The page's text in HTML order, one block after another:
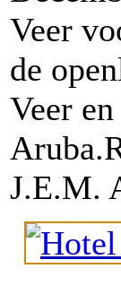
Veer
de
Veer
J.E.M.